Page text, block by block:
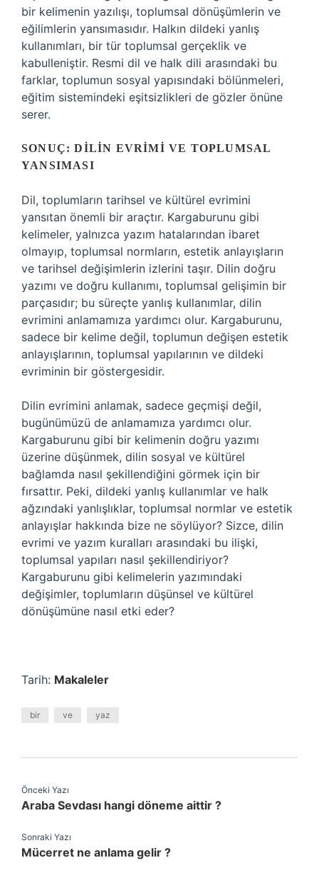
bir kelimenin yazılışı, toplumsal dönüşümlerin ve
eğilimlerin yansımasıdır. Halkın dildeki yanlış
kullanımları, bir tür toplumsal gerçeklik ve
kabulleniştir. Resmi dil ve halk dili arasındaki bu
farklar, toplumun sosyal yapısındaki bölünmeleri,
eğitim sistemindeki eşitsizlikleri de gözler önüne
serer.
SONUÇ: DILIN EVRIMI VE TOPLUMSAL
YANSIMASI
Dil, toplumların tarihsel ve kültürel evrimini
yansıtan önemli bir araçtır. Kargaburunu gibi
kelimeler, yalnızca yazım hatalarından ibaret
olmayıp, toplumsal normların, estetik anlayışların
ve tarihsel değişimlerin izlerini taşır. Dilin doğru
yazımı ve doğru kullanımı, toplumsal gelişimin bir
parçasıdır; bu süreçte yanlış kullanımlar, dilin
evrimini anlamamıza yardımcı olur. Kargaburunu,
sadece bir kelime değil, toplumun değişen estetik
anlayışlarının, toplumsal yapılarının ve dildeki
evriminin bir göstergesidir.
Dilin evrimini anlamak, sadece geçmişi değil,
bugünümüzü de anlamamıza yardımcı olur.
Kargaburunu gibi bir kelimenin doğru yazımı
üzerine düşünmek, dilin sosyal ve kültürel
bağlamda nasıl şekillendiğini görmek için bir
fırsattır. Peki, dildeki yanlış kullanımlar ve halk
ağzındaki yanlışlıklar, toplumsal normlar ve estetik
anlayışlar hakkında bize ne söylüyor? Sizce, dilin
evrimi ve yazım kuralları arasındaki bu ilişki,
toplumsal yapıları nasıl şekillendiriyor?
Kargaburunu gibi kelimelerin yazımındaki
değişimler, toplumların düşünsel ve kültürel
dönüşümüne nasıl etki eder?
Tarih: Makaleler
bir ve yaz
Önceki Yazı
Araba Sevdası hangi döneme aittir ?
Sonraki Yazı
Mücerret ne anlama gelir ?